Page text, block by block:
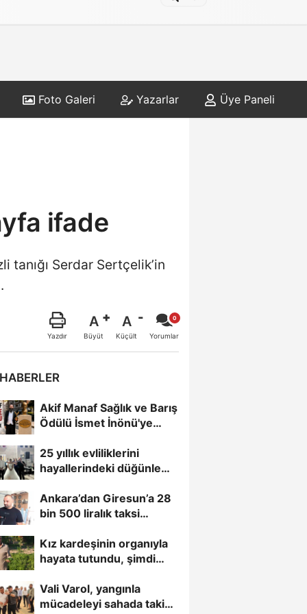
Foto Galeri Yazarlar Üye Paneli
ifade
tanığı Serdar Sertçelik’in
Yazdır
A
Büyüt
A
Küçült Yorumlar
Akif Manaf Sağlık ve Barış
Ödülü İsmet İnönü'ye
25 yıllık evliliklerini
hayallerindeki düğünle
Ankara’dan Giresun’a 28
bin 500 liralık taksi
Kız kardeşinin organıyla
hayata tutundu, şimdi
Vali Varol, yangınla
mücadeleyi sahada takip